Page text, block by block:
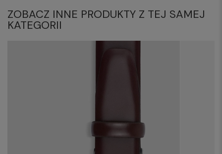
ZOBACZ INNE PRODUKTY Z TEJ SAMEJ
KATEGORII